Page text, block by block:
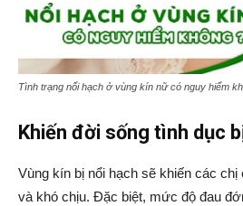
Tình trạng nổi hạch ở vùng kín nữ có nguy hiểm
Khiến đời sống tình dục
Vùng kín bị nổi hạch sẽ khiến các
và khó chịu. Đặc biệt, mức độ đau